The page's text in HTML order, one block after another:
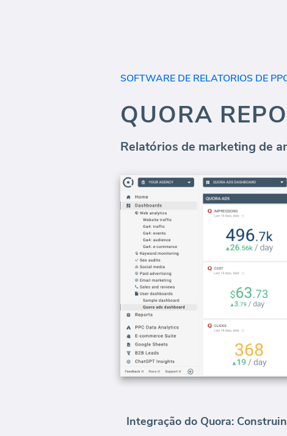
SOFTWARE DE RELATORIOS DE
QUORA
Relatórios de marketing de
Integração do Quora: